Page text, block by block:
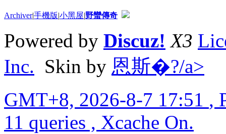
Archiver|手機版|小黑屋|野蠻傳奇
Powered by Discuz! X3
Inc. Skin by 恩斯�?/a>
GMT+8, 2026-8-7 17:51 ,
11 queries , Xcache On.